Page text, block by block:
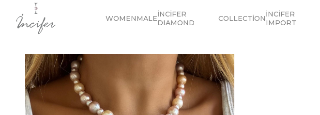
WOMENMALEİNCİFER
DIAMOND
COLLECTİONİNCİFER
IMPORT